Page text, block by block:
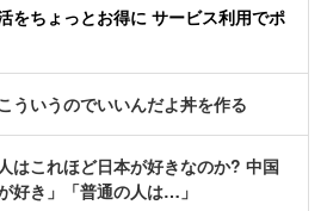
をちょっとお得に サービス利用でポ
ういうのでいいんだよ丼を作る
はこれほど日本が好きなのか? 中国
好き」「普通の人は…」